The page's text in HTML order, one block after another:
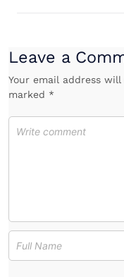
Leave a
Your email address
marked *